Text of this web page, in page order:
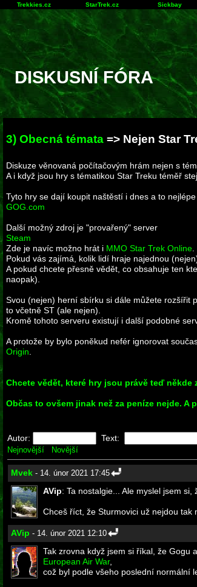
Trekkies.cz StarTrek.cz Sickbay
DISKUSNÍ FÓRA
3) Obecná témata => Nejen Star
Diskuze věnovaná počítačovým hrám nejen s
A i když jsou hry s tématikou Star Treku téměř
Tyto hry se dají koupit naštěstí i dnes a to
GOG.com
Další možný zdroj je "provařený" server
Steam
Zde je navíc možno hrát i MMO Star Trek Online
Pokud vás zajímá, kolik lidí hraje najednou
A pokud chcete přesně vědět, co obsahuje ten
naopak).
Svou (nejen) herní sbírku si dále můžete rozšířit
to včetně ST (ale nejen).
Kromě tohoto serveru existují i další podobné
A protože by bylo poněkud nefér ignorovat
Origin
Chcete vědět, které hry jsou právě teď někde
Občas to ovšem jinak než za peníze nejde.
Autor: Text:
Nejnovější Novější
Mvek - 14. únor 2021 17:45
AVip: Ta nostalgie... Ale myslel jsem
Chceš říct, že Sturmovici už nejdou
AVip - 14. únor 2021 12:10
Tak zrovna když jsem si říkal, že Gogu
European Air War,
což byl podle všeho poslední normální